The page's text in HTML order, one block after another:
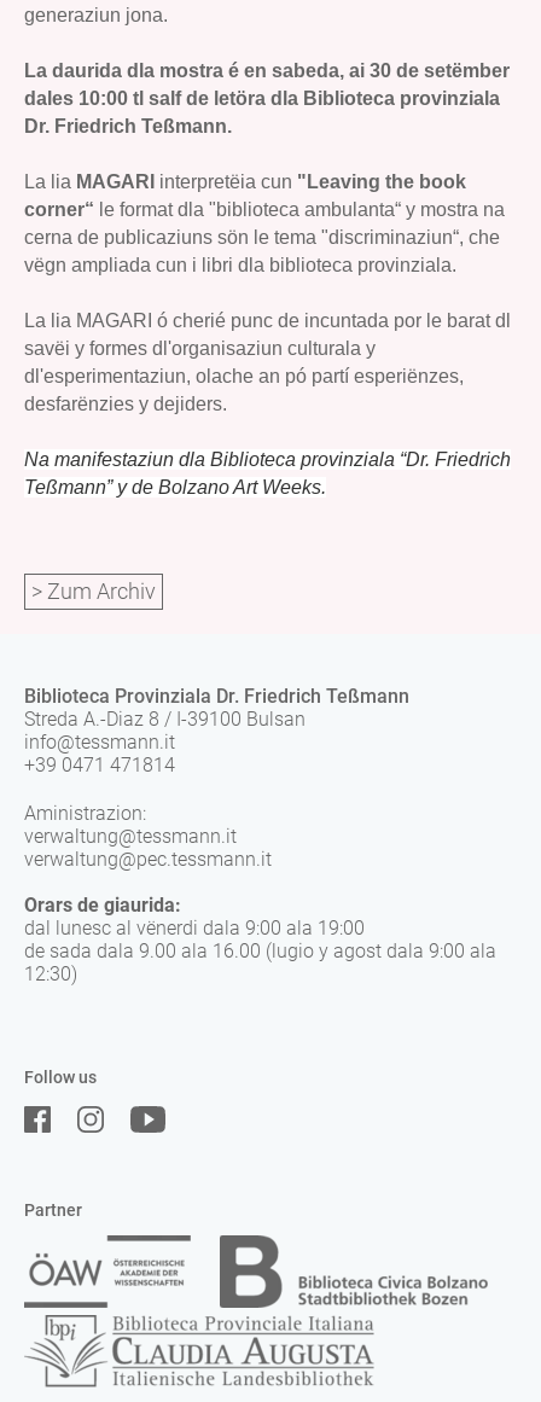
generaziun jona.
La daurida dla mostra é en sabeda, ai 30 de setëmber
dales 10:00 tl salf de letöra dla Biblioteca provinziala
Dr. Friedrich Teßmann.
La lia MAGARI interpretëia cun "Leaving the book
corner“ le format dla "biblioteca ambulanta“ y mostra na
cerna de publicaziuns sön le tema "discriminaziun“, che
vëgn ampliada cun i libri dla biblioteca provinziala.
La lia MAGARI ó cherié punc de incuntada por le barat dl
savëi y formes dl'organisaziun culturala y
dl'esperimentaziun, olache an pó partí esperiënzes,
desfarënzies y dejiders.
Na manifestaziun dla Biblioteca provinziala “Dr. Friedrich
Teßmann” y de Bolzano Art Weeks.
> Zum Archiv
Biblioteca Provinziala Dr. Friedrich Teßmann
Streda A.-Diaz 8 / I-39100 Bulsan
info@tessmann.it
+39 0471 471814
Follow us
Aministrazion:
verwaltung@tessmann.it
verwaltung@pec.tessmann.it
Orars de giaurida:
dal lunesc al vënerdi dala 9:00 ala 19:00
de sada dala 9.00 ala 16.00 (lugio y agost dala 9:00 ala
12:30)
Partner